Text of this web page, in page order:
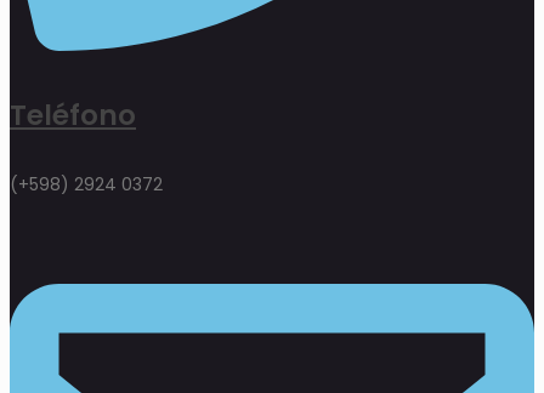
Teléfono
(+598) 2924 0372